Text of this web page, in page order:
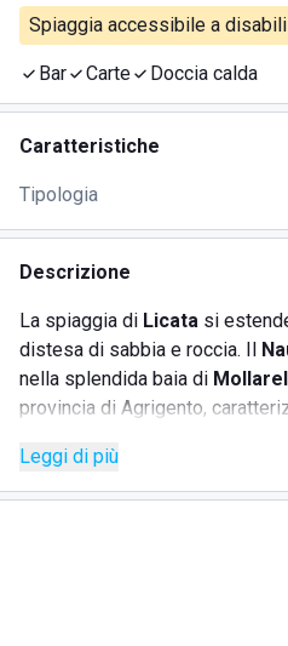
Spiaggia accessibile a disabili
Bar Carte Doccia calda
Caratteristiche
Tipologia
Descrizione
La spiaggia di Licata si
distesa di sabbia e roccia. Il
nella splendida baia di
provincia di Agrigento,
abbassano gradatamente lo
vacanza con i bambini che
Leggi di più